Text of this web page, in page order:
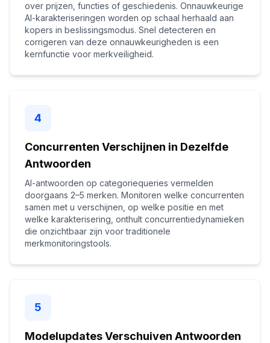
over prijzen, functies of geschiedenis. Onnauwkeurige
AI-karakteriseringen worden op schaal herhaald aan
kopers in beslissingsmodus. Snel detecteren en
corrigeren van deze onnauwkeurigheden is een
kernfunctie voor merkveiligheid.
4
Concurrenten Verschijnen in Dezelfde
Antwoorden
AI-antwoorden op categoriequeries vermelden
doorgaans 2–5 merken. Monitoren welke concurrenten
samen met u verschijnen, op welke positie en met
welke karakterisering, onthult concurrentiedynamieken
die onzichtbaar zijn voor traditionele
merkmonitoringstools.
5
Modelupdates Verschuiven Antwoorden